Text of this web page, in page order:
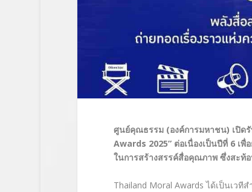
ศูนย์คุณธรรม (องค์การมหาชน) เปิด
Awards 2025” ต่อเนื่องเป็นปีที่ 6 เ
ในการสร้างสรรค์สื่อคุณภาพ ซึ่งสะท้
Thailand Moral Awards ได้เป็นเว